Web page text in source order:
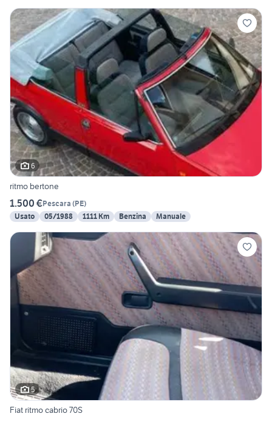
6
ritmo bertone
1.500 €Pescara (PE)
Usato
05/1988 1111 Km Benzina Manuale
5
Fiat ritmo cabrio 70S